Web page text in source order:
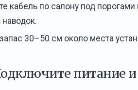
кабель по салону под
30–50 см около места
питание